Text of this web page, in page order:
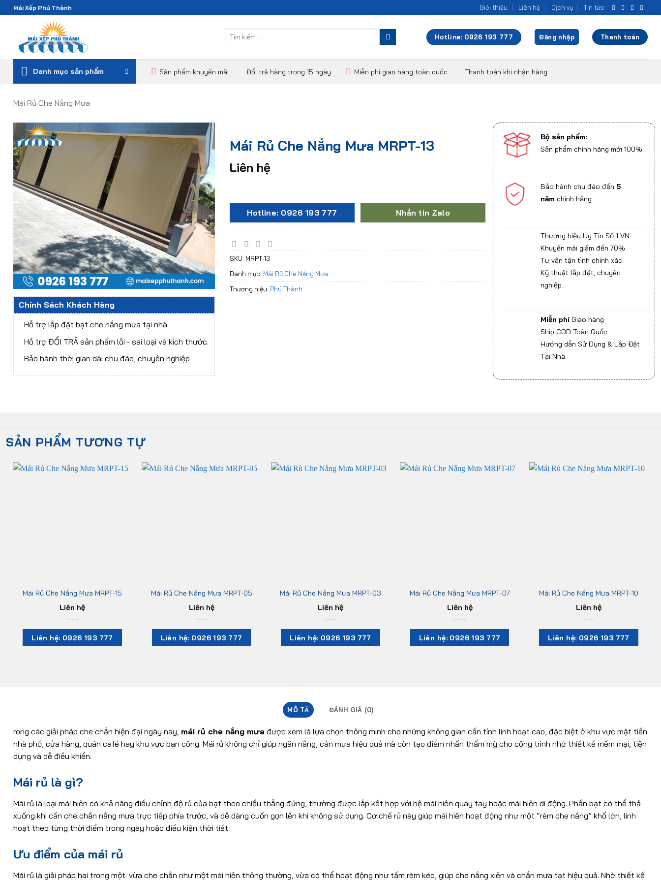
qua
Mái Xếp Phú Thành Giới thiệu Liên hệ Dịch vụ Tin tức
Tìm
Hotline: 0926 193 777 Đăng nhập Thanh toán
Danh mục sản phẩm Sản phẩm khuyến mãi Đổi trả hàng trong 15 ngày Miễn phí giao hàng toàn quốc Thanh toán khi nhận hàng
Mái Rủ Che Nắng Mưa
Chính Sách Khách Hàng
Hỗ trợ lắp đặt bạt che nắng mưa tại nhà
Hỗ trợ ĐỔI TRẢ sản phẩm lỗi - sai loại và kích thước.
Bảo hành thời gian dài chu đáo, chuyên nghiệp
Mái Rủ Che Nắng Mưa MRPT-13
Liên hệ
Hotline: 0926 193 777 Nhắn tin Zalo
SKU: MRPT-13
Danh mục: Mái Rủ Che Nắng Mưa
Thương hiệu: Phú Thành
Bộ sản phẩm:
Sản phẩm chính hãng mới 100%.
Bảo hành chu đáo đến 5
năm chính hãng
Thương hiệu Uy Tín Số 1 VN
Khuyến mãi giảm đến 70%.
Tư vấn tận tình chính xác.
Kỹ thuật lắp đặt, chuyên
nghiệp.
Miễn phíGiao hàng
Ship COD Toàn Quốc.
Hướng dẫn Sử Dụng & Lắp Đặt
Tại Nhà.
SẢN PHẨM TƯƠNG TỰ
Mái Rủ Che Nắng Mưa MRPT-15
Liên hệ
Liên hệ: 0926 193 777
Mái Rủ Che Nắng Mưa MRPT-05
Liên hệ
Liên hệ: 0926 193 777
Mái Rủ Che Nắng Mưa MRPT-03
Liên hệ
Liên hệ: 0926 193 777
Mái Rủ Che Nắng Mưa MRPT-07
Liên hệ
Liên hệ: 0926 193 777
Mái Rủ Che Nắng Mưa MRPT-10
Liên hệ
Liên hệ: 0926 193 777
MÔ TẢ ĐÁNH GIÁ (0)
rong các giải pháp che chắn hiện đại ngày nay, mái rủ che nắng mưa được xem là lựa chọn thông minh cho những không gian cần tính linh hoạt cao, đặc biệt ở khu vực mặt tiền
nhà phố, cửa hàng, quán café hay khu vực ban công. Mái rủ không chỉ giúp ngăn nắng, cản mưa hiệu quả mà còn tạo điểm nhấn thẩm mỹ cho công trình nhờ thiết kế mềm mại, tiện
dụng và dễ điều khiển.
Mái rủ là gì?
Mái rủ là loại mái hiên có khả năng điều chỉnh độ rủ của bạt theo chiều thẳng đứng, thường được lắp kết hợp với hệ mái hiên quay tay hoặc mái hiên di động. Phần bạt có thể thả
xuống khi cần che chắn nắng mưa trực tiếp phía trước, và dễ dàng cuốn gọn lên khi không sử dụng. Cơ chế rủ này giúp mái hiên hoạt động như một “rèm che nắng” khổ lớn, linh
hoạt theo từng thời điểm trong ngày hoặc điều kiện thời tiết.
Ưu điểm của mái rủ
Mái rủ là giải pháp hai trong một: vừa che chắn như một mái hiên thông thường, vừa có thể hoạt động như tấm rèm kéo, giúp che nắng xiên và chắn mưa tạt hiệu quả. Nhờ thiết kế